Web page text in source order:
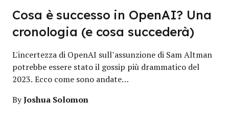
Cosa è successo in OpenAI? Una
cronologia (e cosa succederà)
L'incertezza di OpenAI sull’assunzione di Sam Altman
potrebbe essere stato il gossip più drammatico del
2023. Ecco come sono andate…
ByJoshua Solomon